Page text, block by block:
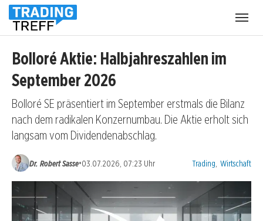
Bolloré Aktie: Halbjahreszahlen im
September 2026
Bolloré SE präsentiert im September erstmals die Bilanz
nach dem radikalen Konzernumbau. Die Aktie erholt sich
langsam vom Dividendenabschlag.
Dr. Robert Sasse•03.07.2026, 07:23 Uhr Kategorien:
Trading Wirtschaft